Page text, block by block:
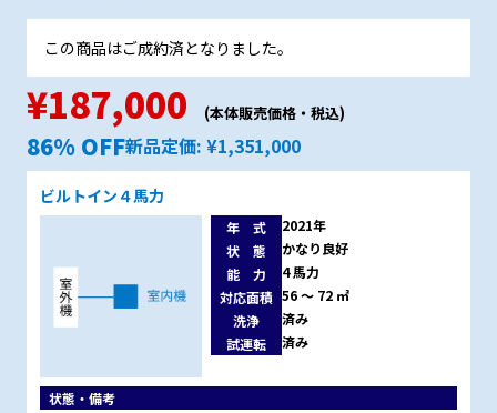
この商品はご成約済となりました。
¥187,000 (本体販売価格・税込)
86% OFF新品定価: ¥1,351,000
ビルトイン４馬力
年 式
2021年
状 態
かなり良好
能 力
4 馬力
対応面積 56 ～ 72 ㎡
洗浄
済み
試運転
済み
状態・備考